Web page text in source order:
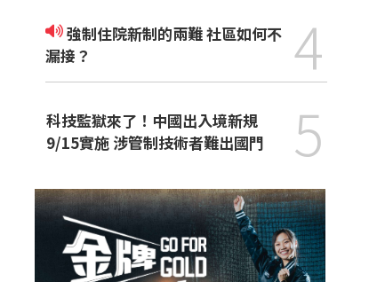
強制住院新制的兩難 社區如何不
漏接？
4
科技監獄來了！中國出入境新規
9/15實施 涉管制技術者難出國門
5